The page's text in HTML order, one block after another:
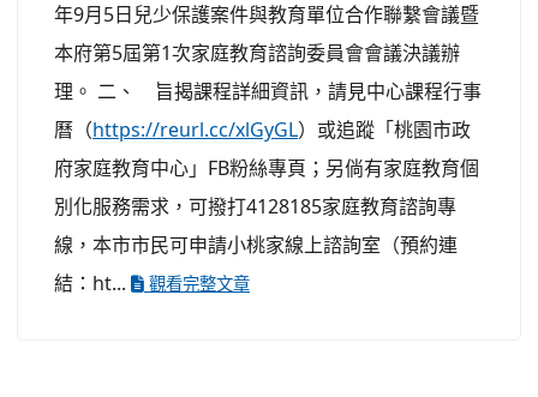
年9月5日兒少保護案件與教育單位合作聯繫會議暨
本府第5屆第1次家庭教育諮詢委員會會議決議辦
理。 二、 旨揭課程詳細資訊，請見中心課程行事
曆（https://reurl.cc/xlGyGL）或追蹤「桃園市政
府家庭教育中心」FB粉絲專頁；另倘有家庭教育個
別化服務需求，可撥打4128185家庭教育諮詢專
線，本市市民可申請小桃家線上諮詢室（預約連
結：ht...
觀看完整文章